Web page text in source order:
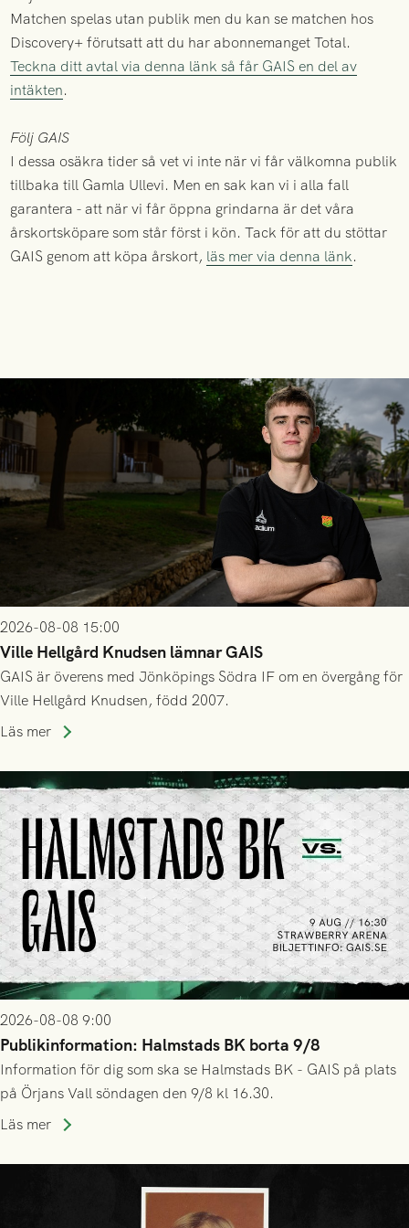
Matchen spelas utan publik men du kan se matchen hos
Discovery+ förutsatt att du har abonnemanget Total.
Teckna ditt avtal via denna länk så får GAIS en del av
intäkten.
Följ GAIS
I dessa osäkra tider så vet vi inte när vi får välkomna publik
tillbaka till Gamla Ullevi. Men en sak kan vi i alla fall
garantera - att när vi får öppna grindarna är det våra
årskortsköpare som står först i kön. Tack för att du stöttar
GAIS genom att köpa årskort, läs mer via denna länk.
2026-08-08 15:00
Ville Hellgård Knudsen lämnar GAIS
GAIS är överens med Jönköpings Södra IF om en övergång för
Ville Hellgård Knudsen, född 2007.
Läs mer
2026-08-08 9:00
Publikinformation: Halmstads BK borta 9/8
Information för dig som ska se Halmstads BK - GAIS på plats
på Örjans Vall söndagen den 9/8 kl 16.30.
Läs mer